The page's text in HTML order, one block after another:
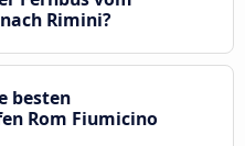
Rimini?
besten
Rom Fiumicino